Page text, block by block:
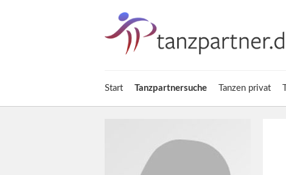
Start Tanzpartnersuche Tanzen privat